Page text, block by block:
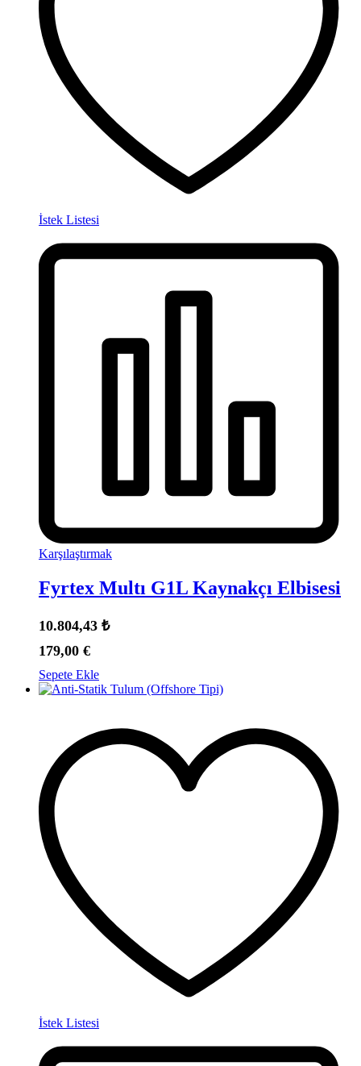
İstek Listesi
Karşılaştırmak
Fyrtex Multı G1L Kaynakçı Elbisesi
10.804,43 ₺
179,00 €
Sepete Ekle
İstek Listesi